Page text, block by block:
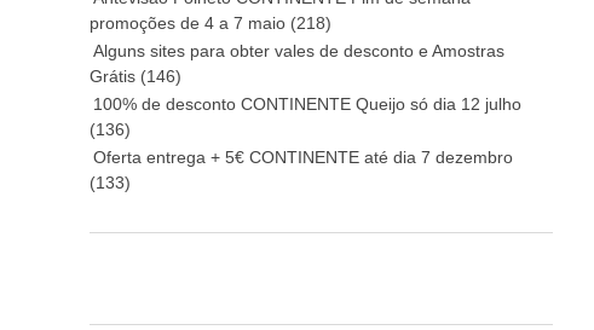
promoções de 4 a 7 maio (218)
Alguns sites para obter vales de desconto e Amostras
Grátis (146)
100% de desconto CONTINENTE Queijo só dia 12 julho
(136)
Oferta entrega + 5€ CONTINENTE até dia 7 dezembro
(133)